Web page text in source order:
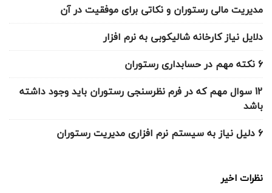
مدیریت مالی رستوران و نکاتی برای موفقیت در آن
دلایل نیاز کارخانه شالیکوبی به نرم افزار
6 نکته مهم در حسابداری رستوران
12 سوال مهم که در فرم نظرسنجی رستوران باید وجود داشته
باشد
6 دلیل نیاز به سیستم نرم افزاری مدیریت رستوران
نظرات اخیر